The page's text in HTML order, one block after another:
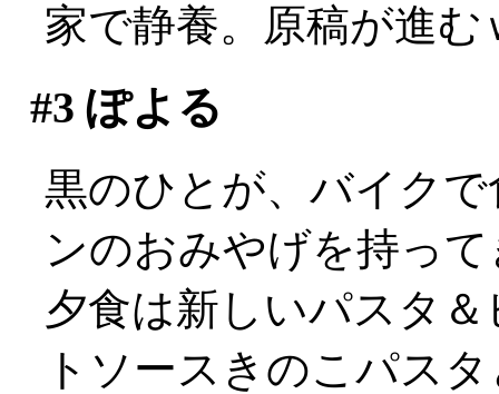
家で静養。原稿が進む
#3 ぽよる
黒のひとが、バイク
ンのおみやげを持っ
夕食は新しいパスタ
トソースきのこパス